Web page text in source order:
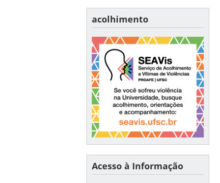
acolhimento
Acesso à Informação